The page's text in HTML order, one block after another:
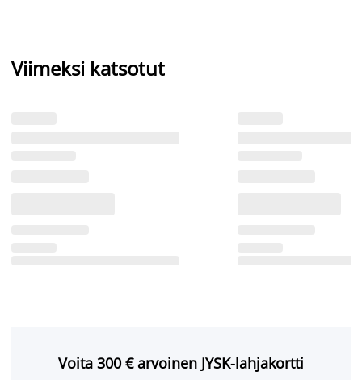
Viimeksi katsotut
Voita 300 € arvoinen JYSK-lahjakortti